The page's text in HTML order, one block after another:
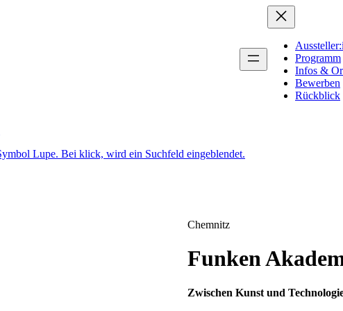
Programm
Infos &
Bewerben
Rückblick
Chemnitz
Funken
Zwischen Kunst und